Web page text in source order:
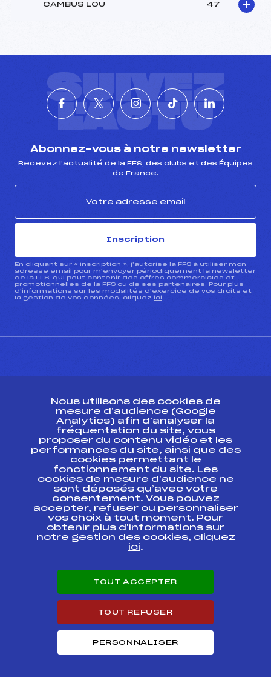
CAMBUS LOU 47
SUIVEZ
L'ACTU
Abonnez-vous à notre newsletter
Recevez l’actualité de la FFS, des clubs et des Équipes
de France.
Inscription
En cliquant sur « inscription », j’autorise la FFS à utiliser mon
adresse email pour m’envoyer périodiquement la newsletter
de la FFS, qui peut contenir des offres commerciales et
promotionnelles de la FFS ou de ses partenaires. Pour plus
d’informations sur les modalités d’exercice de vos droits et
la gestion de vos données, cliquez ici
Ressources
Pass’Neige
Projet sportif fédéral
Projet de performance fédéral
Antidopage
Pôle Développement, Formation, Suivi
Scientifique
Listes ministérielles
Pôle vie de l’athlète
Enseignement professionnel
Carrières
Nous utilisons des cookies de
mesure d’audience (Google
Analytics) afin d’analyser la
fréquentation du site, vous
proposer du contenu vidéo et les
performances du site, ainsi que des
cookies permettant le
fonctionnement du site. Les
cookies de mesure d’audience ne
sont déposés qu’avec votre
consentement. Vous pouvez
accepter, refuser ou personnaliser
vos choix à tout moment. Pour
obtenir plus d'informations sur
notre gestion des cookies, cliquez
ici.
TOUT ACCEPTER
TOUT REFUSER
PERSONNALISER